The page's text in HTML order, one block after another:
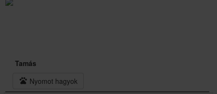
Tamás
pets Nyomot hagyok